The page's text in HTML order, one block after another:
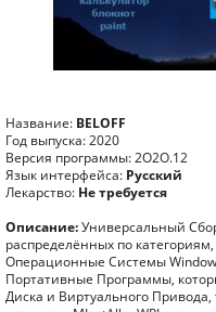
Название: BELOFF
Год выпуска: 2020
Версия программы: 2O2O.12
Язык интерфейса: Русский
Лекарство: Не требуется
Описание:Универсальный
распределённых по
Операционные Системы
Портативные Программы,
Диска и Виртуального